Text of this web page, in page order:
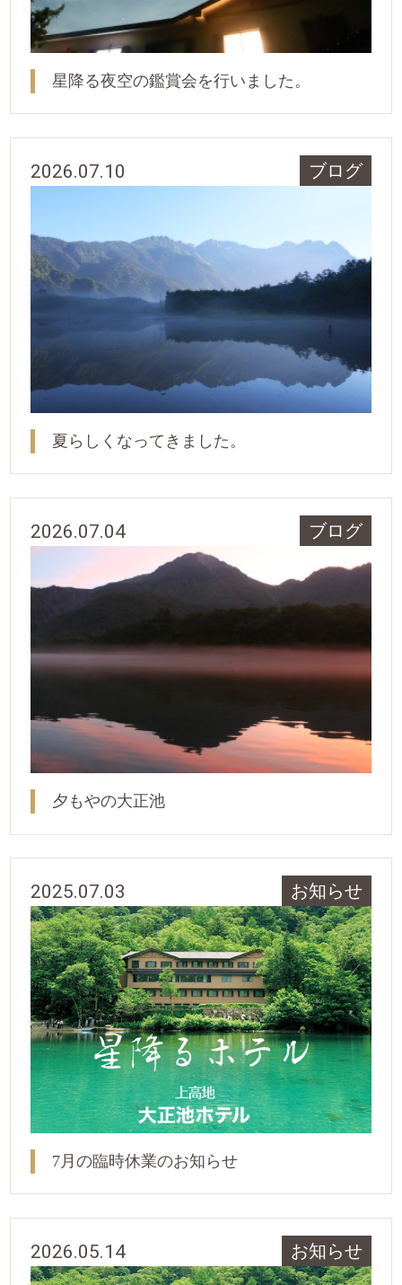
星降る夜空の鑑賞会を行いました。
2026.07.10 ブログ
夏らしくなってきました。
2026.07.04 ブログ
夕もやの大正池
2025.07.03 お知らせ
7月の臨時休業のお知らせ
2026.05.14 お知らせ